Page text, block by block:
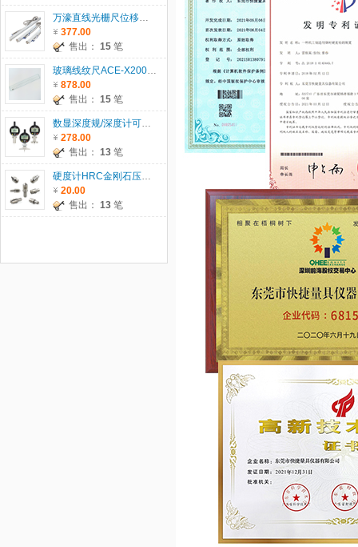
万濠直线光栅尺位移传感器WTB系列
377.00
售出： 15 笔
玻璃线纹尺ACE-X200/300/500/600
878.00
售出： 15 笔
数显深度规/深度计可配T型座/圆T座/圆柱座
278.00
售出： 13 笔
硬度计HRC金刚石压头、HRB钢球压头、1.588HRB钢珠
20.00
售出： 13 笔